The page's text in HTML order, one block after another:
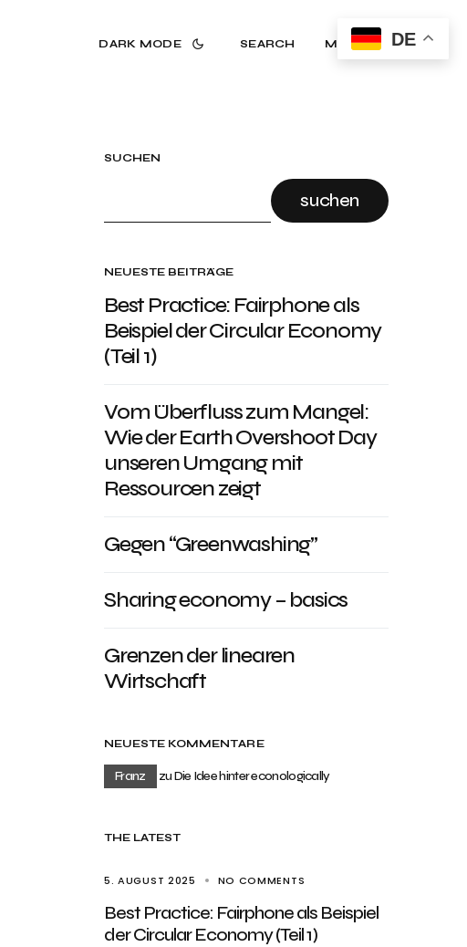
DARK MODE SEARCH MENU
SUCHEN
suchen
NEUESTE BEITRÄGE
Best Practice: Fairphone als
Beispiel der Circular Economy
(Teil 1)
Vom Überfluss zum Mangel:
Wie der Earth Overshoot Day
unseren Umgang mit
Ressourcen zeigt
Gegen “Greenwashing”
Sharing economy – basics
Grenzen der linearen
Wirtschaft
NEUESTE KOMMENTARE
Franz zuDie Idee hinter econologically
THE LATEST
5. AUGUST 2025 NO COMMENTS
Best Practice: Fairphone als Beispiel
der Circular Economy (Teil 1)
DE